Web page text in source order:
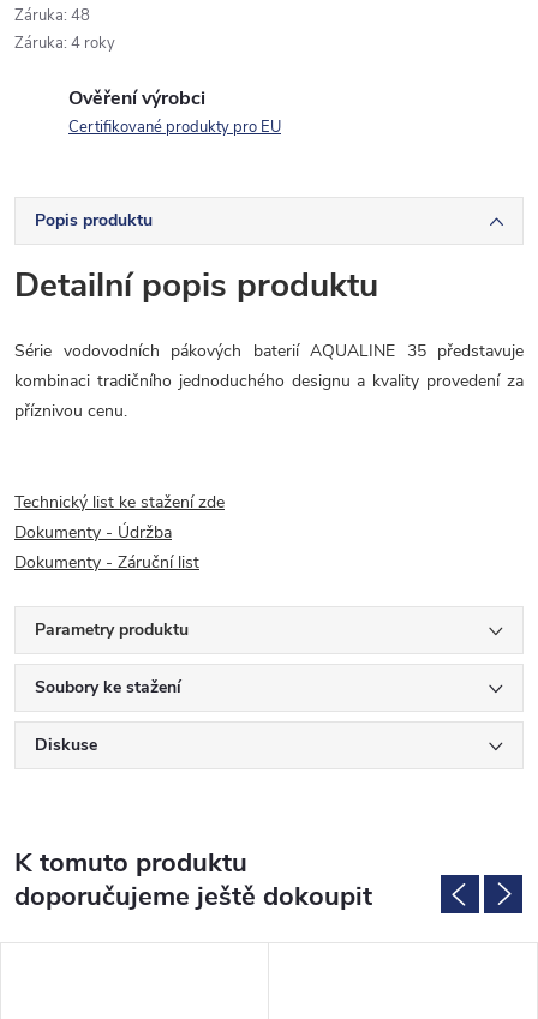
Záruka: 48
Záruka: 4 roky
Ověření výrobci
Certifikované produkty pro EU
Popis produktu
Detailní popis produktu
Série vodovodních pákových baterií AQUALINE 35 představuje
kombinaci tradičního jednoduchého designu a kvality provedení za
příznivou cenu.
Technický list ke stažení zde
Dokumenty - Údržba
Dokumenty - Záruční list
Parametry produktu
Soubory ke stažení
Diskuse
K tomuto produktu
doporučujeme ještě dokoupit